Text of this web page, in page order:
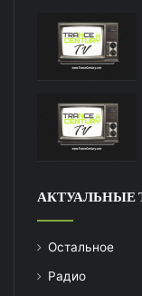
АКТУАЛЬНЫЕ
Остальное
Радио